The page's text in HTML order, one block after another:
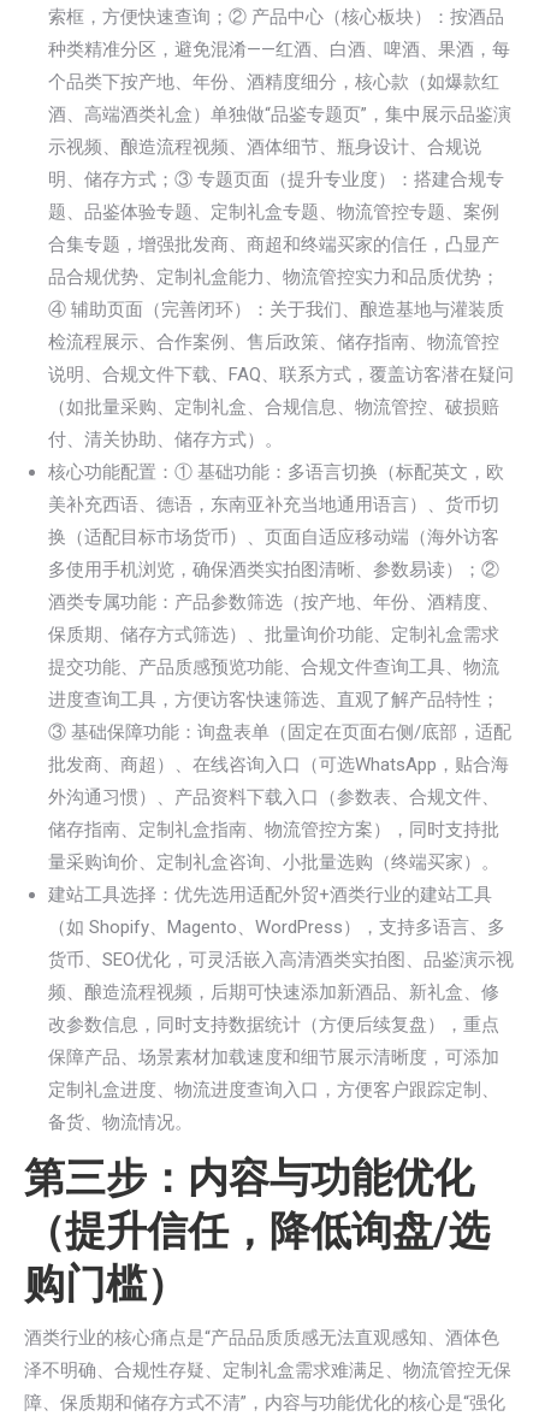
索框，方便快速查询；② 产品中心（核心板块）：按酒品
种类精准分区，避免混淆——红酒、白酒、啤酒、果酒，每
个品类下按产地、年份、酒精度细分，核心款（如爆款红
酒、高端酒类礼盒）单独做“品鉴专题页”，集中展示品鉴演
示视频、酿造流程视频、酒体细节、瓶身设计、合规说
明、储存方式；③ 专题页面（提升专业度）：搭建合规专
题、品鉴体验专题、定制礼盒专题、物流管控专题、案例
合集专题，增强批发商、商超和终端买家的信任，凸显产
品合规优势、定制礼盒能力、物流管控实力和品质优势；
④ 辅助页面（完善闭环）：关于我们、酿造基地与灌装质
检流程展示、合作案例、售后政策、储存指南、物流管控
说明、合规文件下载、FAQ、联系方式，覆盖访客潜在疑问
（如批量采购、定制礼盒、合规信息、物流管控、破损赔
付、清关协助、储存方式）。
核心功能配置：① 基础功能：多语言切换（标配英文，欧
美补充西语、德语，东南亚补充当地通用语言）、货币切
换（适配目标市场货币）、页面自适应移动端（海外访客
多使用手机浏览，确保酒类实拍图清晰、参数易读）；②
酒类专属功能：产品参数筛选（按产地、年份、酒精度、
保质期、储存方式筛选）、批量询价功能、定制礼盒需求
提交功能、产品质感预览功能、合规文件查询工具、物流
进度查询工具，方便访客快速筛选、直观了解产品特性；
③ 基础保障功能：询盘表单（固定在页面右侧/底部，适配
批发商、商超）、在线咨询入口（可选WhatsApp，贴合海
外沟通习惯）、产品资料下载入口（参数表、合规文件、
储存指南、定制礼盒指南、物流管控方案），同时支持批
量采购询价、定制礼盒咨询、小批量选购（终端买家）。
建站工具选择：优先选用适配外贸+酒类行业的建站工具
（如 Shopify、Magento、WordPress），支持多语言、多
货币、SEO优化，可灵活嵌入高清酒类实拍图、品鉴演示视
频、酿造流程视频，后期可快速添加新酒品、新礼盒、修
改参数信息，同时支持数据统计（方便后续复盘），重点
保障产品、场景素材加载速度和细节展示清晰度，可添加
定制礼盒进度、物流进度查询入口，方便客户跟踪定制、
备货、物流情况。
第三步：内容与功能优化
（提升信任，降低询盘/选
购门槛）
酒类行业的核心痛点是“产品品质质感无法直观感知、酒体色
泽不明确、合规性存疑、定制礼盒需求难满足、物流管控无保
障、保质期和储存方式不清”，内容与功能优化的核心是“强化